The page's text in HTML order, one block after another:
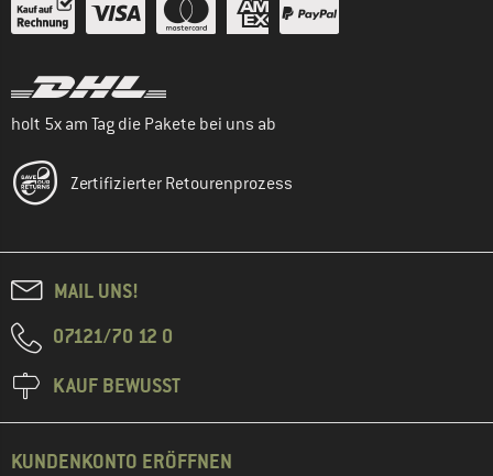
holt 5x am Tag die Pakete bei uns ab
Zertifizierter Retourenprozess
MAIL UNS!
07121/70 12 0
KAUF BEWUSST
KUNDENKONTO ERÖFFNEN